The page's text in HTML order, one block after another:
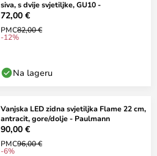
siva, s dvije svjetiljke, GU10 -
72,00 €
PMC82,00 €
-12%
Na lageru
Vanjska LED zidna svjetiljka Flame 22 cm,
antracit, gore/dolje - Paulmann
90,00 €
PMC96,00 €
-6%